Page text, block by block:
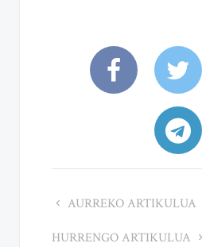
AURREKO ARTIKULUA
HURRENGO ARTIKULUA